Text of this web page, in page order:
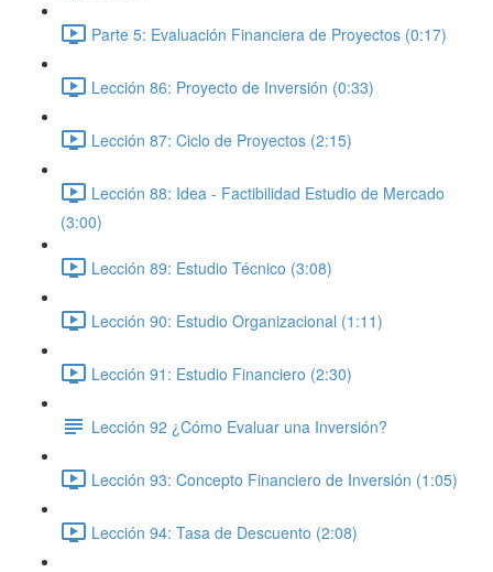
Parte 5: Evaluación Financiera de Proyectos (0:17)
Lección 86: Proyecto de Inversión (0:33)
Lección 87: Ciclo de Proyectos (2:15)
Lección 88: Idea - Factibilidad Estudio de Mercado
(3:00)
Lección 89: Estudio Técnico (3:08)
Lección 90: Estudio Organizacional (1:11)
Lección 91: Estudio Financiero (2:30)
Lección 92 ¿Cómo Evaluar una Inversión?
Lección 93: Concepto Financiero de Inversión (1:05)
Lección 94: Tasa de Descuento (2:08)